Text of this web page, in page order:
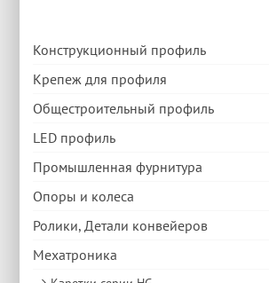
Конструкционный профиль
Крепеж для профиля
Общестроительный профиль
LED профиль
Промышленная фурнитура
Опоры и колеса
Ролики, Детали конвейеров
Мехатроника